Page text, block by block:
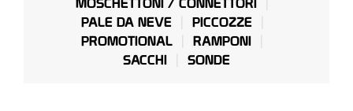
MOSCHETTONI / CONNETTORI
PALE DA NEVE
PICCOZZE
PROMOTIONAL
RAMPONI
SACCHI
SONDE